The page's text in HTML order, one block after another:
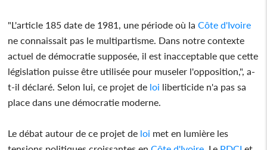
"L'article 185 date de 1981, une période où laCôte d'Ivoire
ne connaissait pas le multipartisme. Dans notre contexte
actuel de démocratie supposée, il est inacceptable que cette
législation puisse être utilisée pour museler l'opposition,", a-
t-il déclaré. Selon lui, ce projet de loi liberticide n'a pas sa
place dans une démocratie moderne.
Le débat autour de ce projet de loi met en lumière les